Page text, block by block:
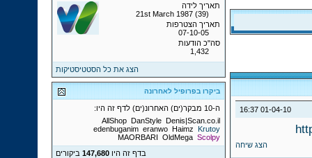
01-04-10
16:37
הצג שיחה
תאריך לידה
21st March 1987 (39)
תאריך הצטרפות
07-10-05
סה"כ הודעות
1,432
הצג את כל הסטטיסטיקות
ביקרו בפרופיל לאחרונה
ה-10 מבקר(ים) האחרונ(ים) לדף זה היו:
AllShop DanStyle Denis|Scan.co.il
edenbuganim eranwo Haimz Krutoy
MAORBARI OldMega Scolpy
בדף זה היו147,680 ביקורים